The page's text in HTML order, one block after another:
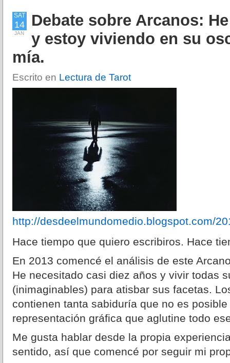
SAT
14
JAN
Debate sobre Arcanos:
y estoy viviendo en su
mía.
Escrito en Lectura de Tarot
http://desdeelmundomedio.blogspot.com/
Hace tiempo que quiero escribiros. Hace
En 2013 comencé el análisis de este
He necesitado casi diez años y vivir todas
(inimaginables) para atisbar sus facetas.
contienen tanta sabiduría que no es
representación gráfica que aglutine todo
Me gusta hablar desde la propia
sentido, así que comencé por seguir mi